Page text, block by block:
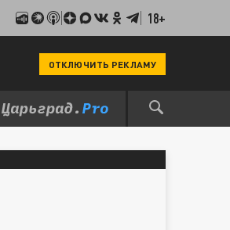
18+
ОТКЛЮЧИТЬ РЕКЛАМУ